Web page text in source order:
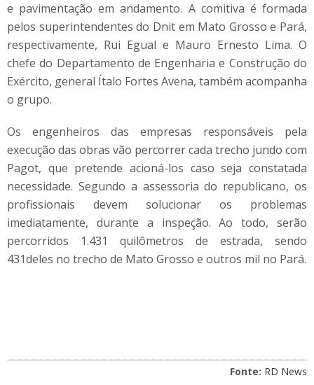
e pavimentação em andamento. A comitiva é formada
pelos superintendentes do Dnit em Mato Grosso e Pará,
respectivamente, Rui Egual e Mauro Ernesto Lima. O
chefe do Departamento de Engenharia e Construção do
Exército, general Ítalo Fortes Avena, também acompanha
o grupo.
Os engenheiros das empresas responsáveis pela
execução das obras vão percorrer cada trecho jundo com
Pagot, que pretende acioná-los caso seja constatada
necessidade. Segundo a assessoria do republicano, os
profissionais devem solucionar os problemas
imediatamente, durante a inspeção. Ao todo, serão
percorridos 1.431 quilômetros de estrada, sendo
431deles no trecho de Mato Grosso e outros mil no Pará.
Fonte: RD News